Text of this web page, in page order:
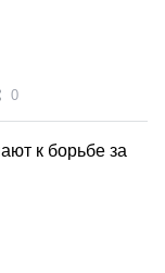
0
к борьбе за